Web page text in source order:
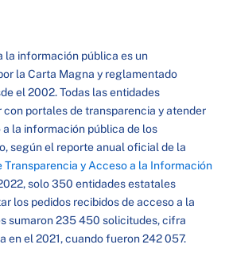
la información pública es un
la Carta Magna y reglamentado
el 2002. Todas las entidades
portales de transparencia y atender
a la información pública de los
según el reporte anual oficial de la
Transparencia y Acceso a la Información
solo 350 entidades estatales
los pedidos recibidos de acceso a la
sumaron 235 450 solicitudes, cifra
en el 2021, cuando fueron 242 057.